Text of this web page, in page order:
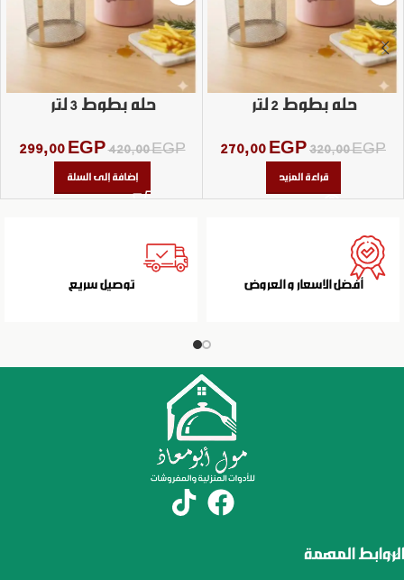
حله بطوط 2 لتر
320,00EGP
270,00 EGP
قراءة المزيد
حله بطوط 3 لتر
420,00EGP
299,00 EGP
إضافة إلى السلة
أفضل الاسعار و العروض توصيل سريع
الروابط المهمة